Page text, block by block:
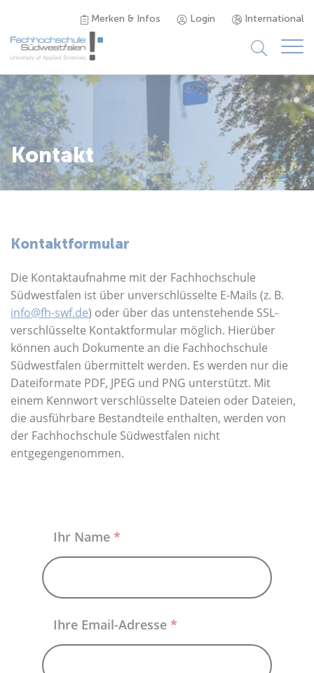
Merken & Infos Login International
Studieninteressierte
Studienangebot
Studierende
Karriere
Über uns
Kontakt
Kontaktformular
Die Kontaktaufnahme mit der Fachhochschule
Südwestfalen ist über unverschlüsselte E-Mails (z. B.
info@fh-swf.de) oder über das untenstehende SSL-
verschlüsselte Kontaktformular möglich. Hierüber
können auch Dokumente an die Fachhochschule
Südwestfalen übermittelt werden. Es werden nur die
Dateiformate PDF, JPEG und PNG unterstützt. Mit
einem Kennwort verschlüsselte Dateien oder Dateien,
die ausführbare Bestandteile enthalten, werden von
der Fachhochschule Südwestfalen nicht
entgegengenommen.